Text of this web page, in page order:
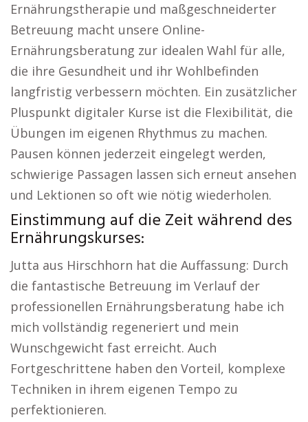
Ernährungstherapie und maßgeschneiderter
Betreuung macht unsere Online-
Ernährungsberatung zur idealen Wahl für alle,
die ihre Gesundheit und ihr Wohlbefinden
langfristig verbessern möchten. Ein zusätzlicher
Pluspunkt digitaler Kurse ist die Flexibilität, die
Übungen im eigenen Rhythmus zu machen.
Pausen können jederzeit eingelegt werden,
schwierige Passagen lassen sich erneut ansehen
und Lektionen so oft wie nötig wiederholen.
Einstimmung auf die Zeit während des
Ernährungskurses:
Jutta aus Hirschhorn hat die Auffassung: Durch
die fantastische Betreuung im Verlauf der
professionellen Ernährungsberatung habe ich
mich vollständig regeneriert und mein
Wunschgewicht fast erreicht. Auch
Fortgeschrittene haben den Vorteil, komplexe
Techniken in ihrem eigenen Tempo zu
perfektionieren.